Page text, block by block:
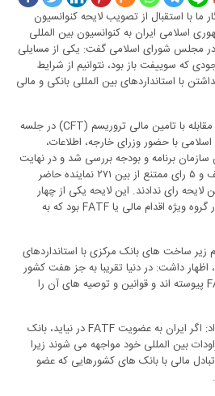
ما با استقبال از تصویب لایحه کنوانسیون
اسلامی ایران به کنوانسیون بین المللی
در مجلس شورای اسلامی گفت: یکی از مسایلی
که سوییفت باز بود، نتوانیم از شرایط
با استانداردهای بین المللی بانکی و مالی
با تامین مالی تروریسم (CFT) در جلسه
با حضور وزرای خارجه، اطلاعات،
برنامه و بودجه بررسی شد و در نهایت
با ۱۴۳ رای موافق، ۱۲۰ رای مخالف و ۵ رای ممتنع از بین ۲۷۱ نماینده حاضر
به این لایحه رای ندادند. این لایحه یکی از چهار
ویژه اقدام مالی یاFATFبود که به
زیر ساخت های بانک مرکزی با استانداردهای
اظهار داشت: در دنیا تقریبا به جز هفت کشور
پیوسته اند و قوانین و توصیه های آن را
اگر ایران به عضویت FATFدر نیاید، بانک
بین المللی خود مواجهه می شوند زیرا
مالی با بانک های کشورهایی که عضو